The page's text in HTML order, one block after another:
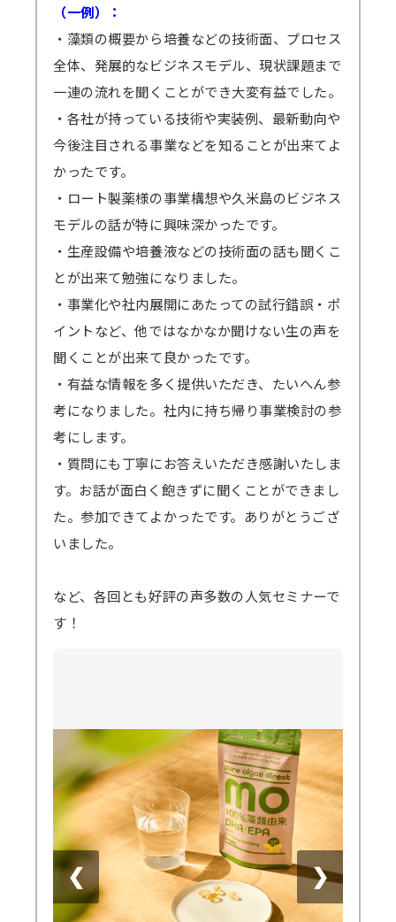
（一例）：
・藻類の概要から培養などの技術面、プロセス
全体、発展的なビジネスモデル、現状課題まで
一連の流れを聞くことができ大変有益でした。
・各社が持っている技術や実装例、最新動向や
今後注目される事業などを知ることが出来てよ
かったです。
・ロート製薬様の事業構想や久米島のビジネス
モデルの話が特に興味深かったです。
・生産設備や培養液などの技術面の話も聞くこ
とが出来て勉強になりました。
・事業化や社内展開にあたっての試行錯誤・ポ
イントなど、他ではなかなか聞けない生の声を
聞くことが出来て良かったです。
・有益な情報を多く提供いただき、たいへん参
考になりました。社内に持ち帰り事業検討の参
考にします。
・質問にも丁寧にお答えいただき感謝いたしま
す。お話が面白く飽きずに聞くことができまし
た。参加できてよかったです。ありがとうござ
いました。
など、各回とも好評の声多数の人気セミナーで
す！
❮ ❯